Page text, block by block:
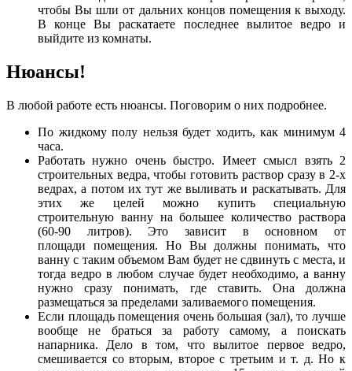
чтобы Вы шли от дальних концов помещения к выходу.
В конце Вы раскатаете последнее вылитое ведро и
выйдите из комнаты.
Нюансы!
В любой работе есть нюансы. Поговорим о них подробнее.
По жидкому полу нельзя будет ходить, как минимум 4
часа.
Работать нужно очень быстро. Имеет смысл взять 2
строительных ведра, чтобы готовить раствор сразу в 2-х
ведрах, а потом их тут же выливать и раскатывать. Для
этих же целей можно купить специальную
строительную ванну на большее количество раствора
(60-90 литров). Это зависит в основном от
площади помещения. Но Вы должны понимать, что
ванну с таким объемом Вам будет не сдвинуть с места, и
тогда ведро в любом случае будет необходимо, а ванну
нужно сразу понимать, где ставить. Она должна
размещаться за пределами заливаемого помещения.
Если площадь помещения очень большая (зал), то лучше
вообще не браться за работу самому, а поискать
напарника. Дело в том, что вылитое первое ведро,
смешивается со вторым, второе с третьим и т. д. Но к